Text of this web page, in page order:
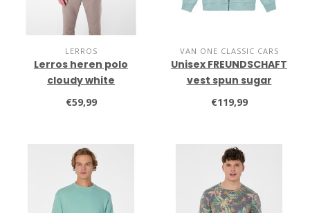
LERROS
Lerros heren polo
cloudy white
€59,99
VAN ONE CLASSIC CARS
Unisex FREUNDSCHAFT
vest spun sugar
€119,99